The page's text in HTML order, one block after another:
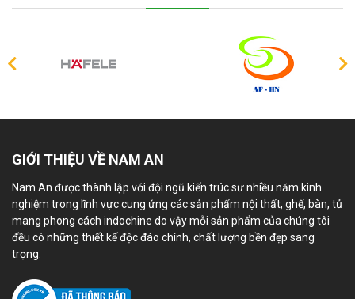
GIỚI THIỆU VỀ NAM AN
Nam An được thành lập với đội ngũ kiến trúc sư nhiều năm kinh
nghiệm trong lĩnh vực cung ứng các sản phẩm nội thất, ghế, bàn, tủ
mang phong cách indochine do vậy mỗi sản phẩm của chúng tôi
đều có những thiết kế độc đáo chính, chất lượng bền đẹp sang
trọng.